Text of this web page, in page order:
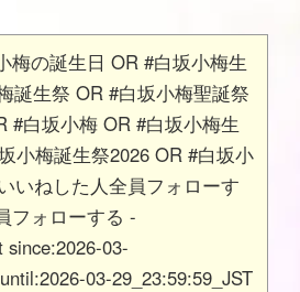
梅の誕生日 OR #白坂小梅生
誕生祭 OR #白坂小梅聖誕祭
#白坂小梅 OR #白坂小梅生
小梅誕生祭2026 OR #白坂小
いねした人全員フォローす
フォローする -
03-
03-29_23:59:59_JST